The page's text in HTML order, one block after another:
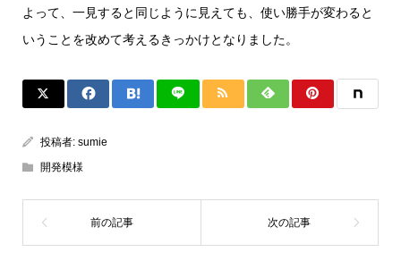
よって、一見すると同じように見えても、使い勝手が変わると
いうことを改めて考えるきっかけとなりました。
投稿者: sumie
開発模様